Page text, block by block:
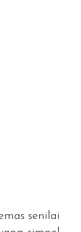
senilai